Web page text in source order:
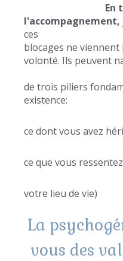
En
l'accompagnement,
blocages ne viennent
volonté. Ils
de trois piliers
existence:
Votre
ce dont vous avez
Votre
ce que vous
Votre
votre lieu de vie)
La
vous des